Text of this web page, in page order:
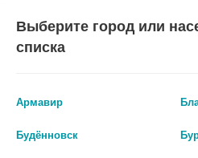
Выберите город или
списка
Армавир
Будённовск